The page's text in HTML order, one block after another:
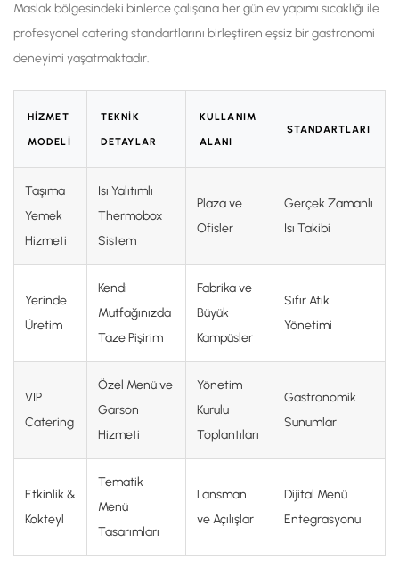
Maslak bölgesindeki binlerce çalışana her gün ev yapımı sıcaklığı ile
profesyonel catering standartlarını birleştiren eşsiz bir gastronomi
deneyimi yaşatmaktadır.
HIZMET
MODELI
TEKNIK
DETAYLAR
KULLANIM
ALANI
STANDARTLARI
Taşıma
Yemek
Hizmeti
Isı Yalıtımlı
Thermobox
Sistem
Plaza ve
Ofisler
Gerçek Zamanlı
Isı Takibi
Yerinde
Üretim
Kendi
Mutfağınızda
Taze Pişirim
Fabrika ve
Büyük
Kampüsler
Sıfır Atık
Yönetimi
VIP
Catering
Özel Menü ve
Garson
Hizmeti
Yönetim
Kurulu
Toplantıları
Gastronomik
Sunumlar
Etkinlik &
Kokteyl
Tematik
Menü
Tasarımları
Lansman
ve Açılışlar
Dijital Menü
Entegrasyonu